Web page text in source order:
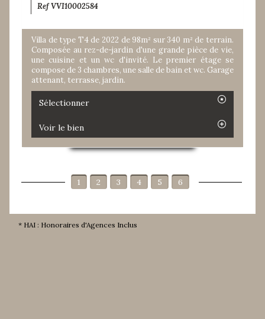
Ref VVI10002584
Villa de type T4 de 2022 de 98m² sur 340 m² de terrain.
Composée au rez-de-jardin d'une grande pièce de vie,
une cuisine et un wc d'invité. Le premier étage se
compose de 3 chambres, une salle de bain et wc. Garage
attenant, terrasse, jardin.
Sélectionner
Voir le bien
1 2 3 4 5 6
* HAI : Honoraires d'Agences Inclus